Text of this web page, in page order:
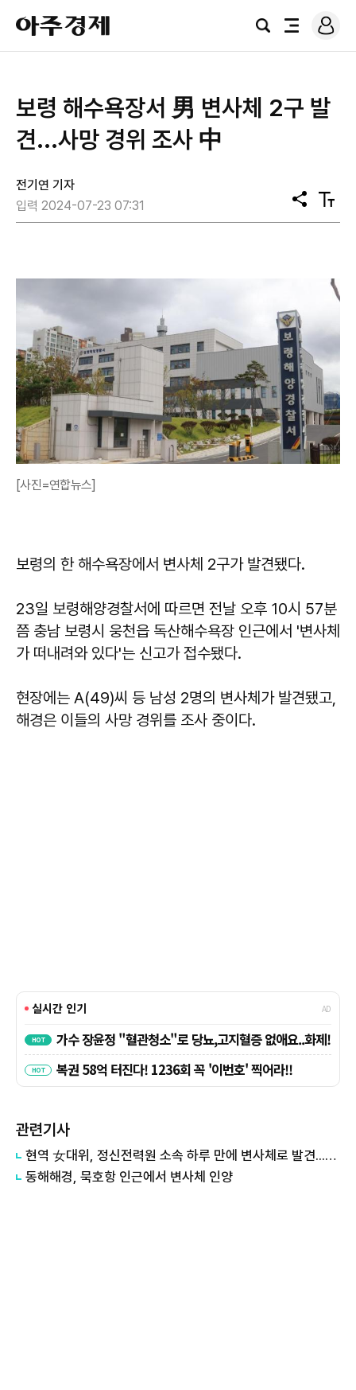
아
주
경
검
전
로
그
보령 해수욕장서 男 변사체 2구 발
견...사망 경위 조사 中
전기연 기자
입력 2024-07-23 07:31
공
유
텍
스
[사진=연합뉴스]
보령의 한 해수욕장에서 변사체 2구가 발견됐다.
23일 보령해양경찰서에 따르면 전날 오후 10시 57분
쯤 충남 보령시 웅천읍 독산해수욕장 인근에서 '변사체
가 떠내려와 있다'는 신고가 접수됐다.
현장에는 A(49)씨 등 남성 2명의 변사체가 발견됐고,
해경은 이들의 사망 경위를 조사 중이다.
관련기사
현역 女대위, 정신전력원 소속 하루 만에 변사체로 발견...현장엔 유서
동해해경, 묵호항 인근에서 변사체 인양